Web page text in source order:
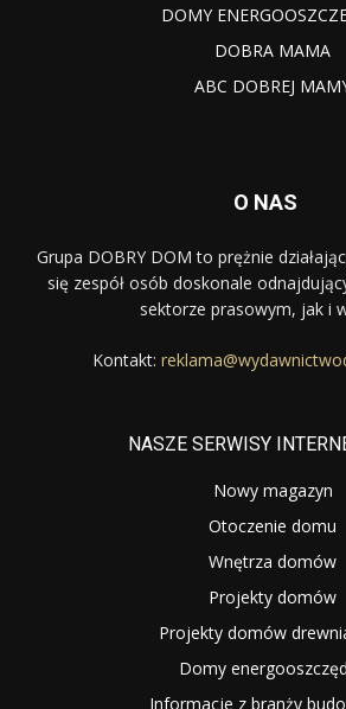
DOMY
DOBRA MAMA
ABC DOBREJ
O NAS
Grupa DOBRY DOM to prężnie
się zespół osób doskonale
sektorze prasowym, jak i
Kontakt:
NASZE SERWISY
Nowy magazyn
Otoczenie domu
Wnętrza domów
Projekty domów
Projekty domów
Domy
Informacje z branży